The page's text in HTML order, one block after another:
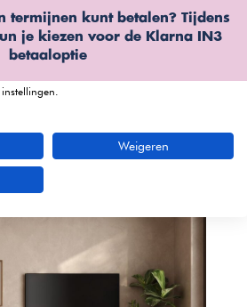
termijnen kunt betalen? Tijdens
je kiezen voor de Klarna IN3
betaaloptie
analyse van onze bezoekersgegevens, om
inhoud te tonen en om u een
Weigeren